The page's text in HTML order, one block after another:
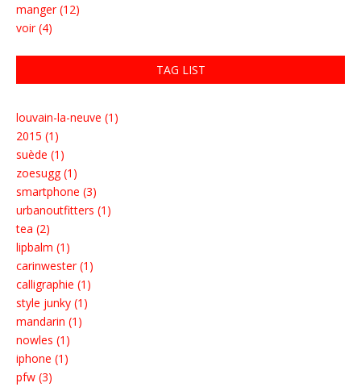
manger (12)
voir (4)
TAG LIST
louvain-la-neuve (1)
2015 (1)
suède (1)
zoesugg (1)
smartphone (3)
urbanoutfitters (1)
tea (2)
lipbalm (1)
carinwester (1)
calligraphie (1)
style junky (1)
mandarin (1)
nowles (1)
iphone (1)
pfw (3)